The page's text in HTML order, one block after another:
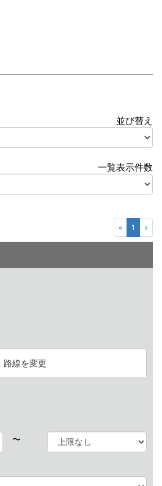
並び替え
一覧表示件数
« 1 »
路線を変更
〜